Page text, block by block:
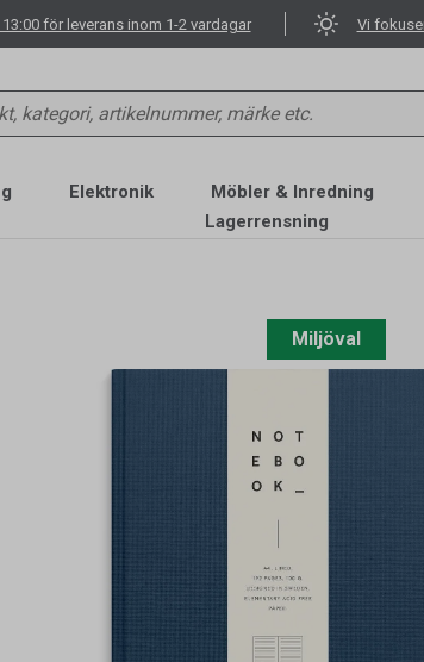
för leverans inom 1-2 vardagar Vi
Elektronik Möbler & Inredning
Lagerrensning
Miljöval